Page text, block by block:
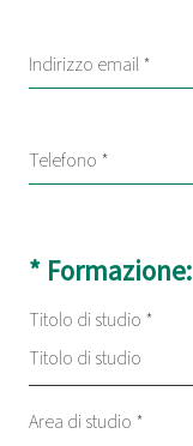
Indirizzo email*
Telefono *
* Formazione:
Titolo di studio *
Titolo di studio
Area di studio *